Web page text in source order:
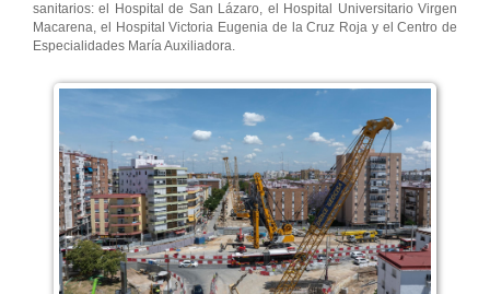
sanitarios: el Hospital de San Lázaro, el Hospital Universitario Virgen
Macarena, el Hospital Victoria Eugenia de la Cruz Roja y el Centro de
Especialidades María Auxiliadora.